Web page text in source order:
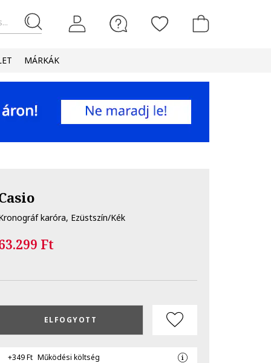
MÁRKÁK
karóra, Ezüstszín/Kék
Ft
ELFOGYOTT
+349 Ft Működési költség